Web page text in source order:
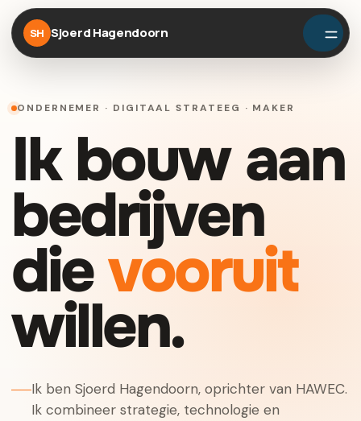
SH Sjoerd Hagendoorn
ONDERNEMER · DIGITAAL STRATEEG · MAKER
Ik bouw aan
bedrijven
dievooruit
willen.
Ik ben Sjoerd Hagendoorn, oprichter van HAWEC.
Ik combineer strategie, technologie en